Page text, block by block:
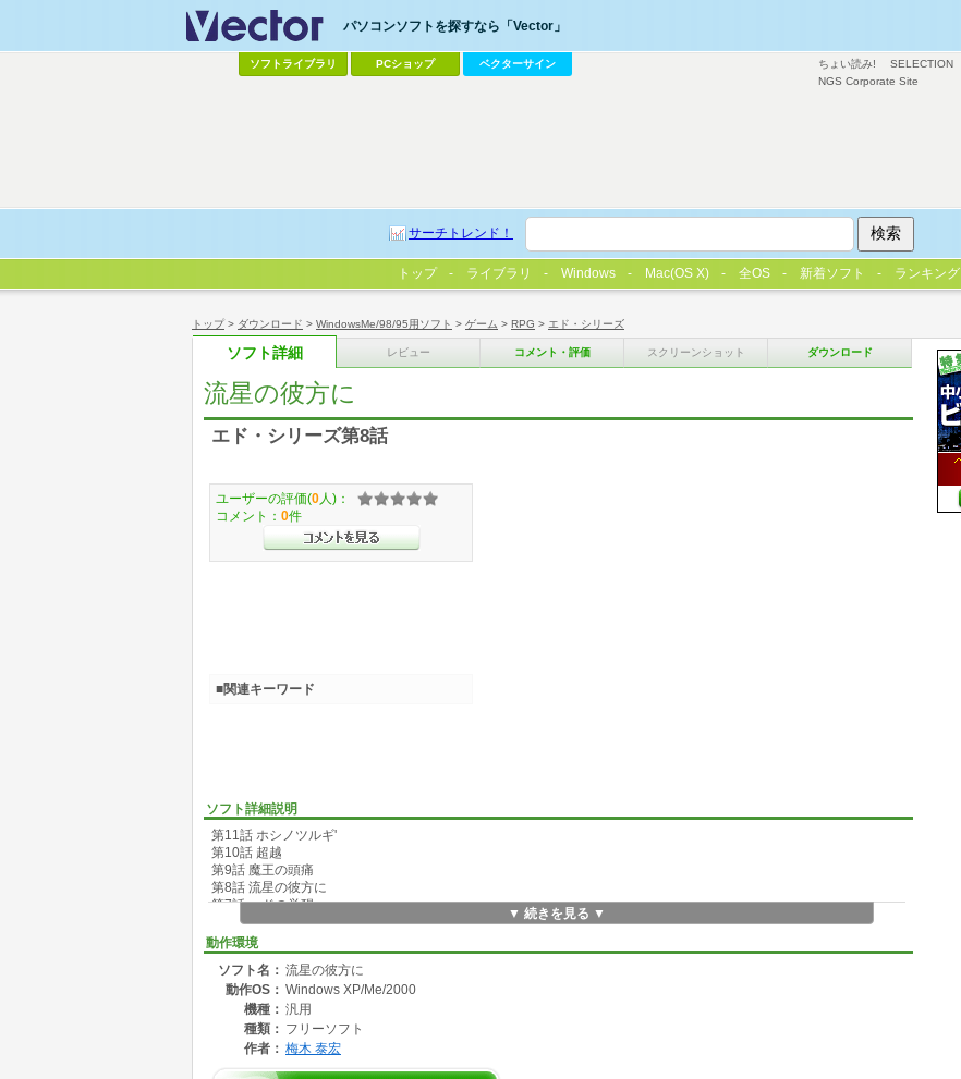
トップ> ダウンロード > WindowsMe/98/95用ソフト > ゲーム > RPG > エド・シリーズ
ソフト詳細 レビュー コメント・評価 スクリーンショット ダウンロード
流星の彼方に
エド・シリーズ第8話
ソフト詳細説明
第11話 ホシノツルギ'
第10話 超越
第9話 魔王の頭痛
第8話 流星の彼方に
第7話 エドの覚醒
第6話 3人めの仲間
第5話 魔王の誕生
第4話 アーク
第3話 ホシノツルギ
第2話 ちいさな愛のために
第1話 試練の洞窟
▼ 続きを見る ▼
動作環境
ソフト名： 流星の彼方に
動作OS： Windows XP/Me/2000
機種： 汎用
種類： フリーソフト
作者： 梅木 泰宏
ユーザーの評価(0 人)：
コメント： 0件
■関連キーワード
ちょい読み! SELECTION
NGS Corporate Site
パソコンソフトを探すなら「Vector」
ソフトライブラリ PCショップ ベクターサイン
サーチトレンド！
トップ ライブラリ Windows Mac(OS X) 全OS 新着ソフト ランキング